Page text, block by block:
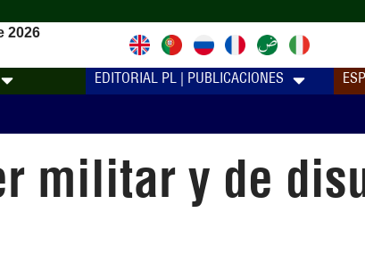
2026
EDITORIAL PL | PUBLICACIONES
militar y de